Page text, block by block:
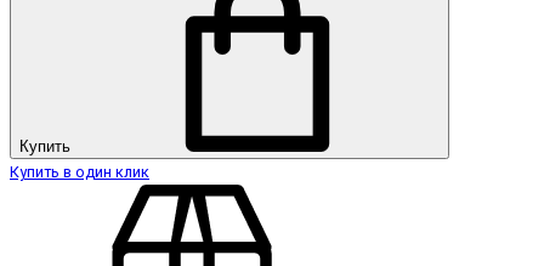
Купить
Купить в один клик